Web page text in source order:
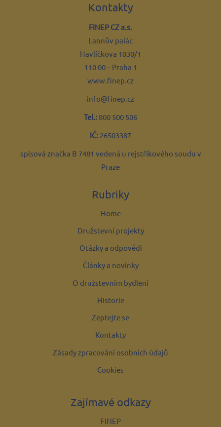
Kontakty
FINEP CZ a.s.
Lannův palác
Havlíčkova 1030/1
110 00 – Praha 1
www.finep.cz
info@finep.cz
Tel.: 800 500 506
IČ: 26503387
spisová značka B 7481 vedená u rejstříkového soudu v
Praze
Rubriky
Home
Družstevní projekty
Otázky a odpovědi
Články a novinky
O družstevním bydlení
Historie
Zeptejte se
Kontakty
Zásady zpracování osobních údajů
Cookies
Zajímavé odkazy
FINEP